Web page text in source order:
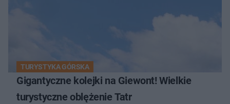
TURYSTYKA GÓRSKA
Gigantyczne kolejki na Giewont! Wielkie
turystyczne oblężenie Tatr